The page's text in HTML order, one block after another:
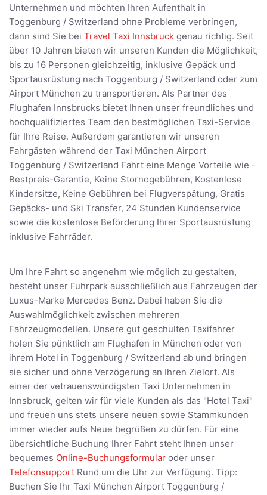
Unternehmen und möchten Ihren Aufenthalt in
Toggenburg / Switzerland ohne Probleme verbringen,
dann sind Sie bei Travel Taxi Innsbruck genau richtig. Seit
über 10 Jahren bieten wir unseren Kunden die Möglichkeit,
bis zu 16 Personen gleichzeitig, inklusive Gepäck und
Sportausrüstung nach Toggenburg / Switzerland oder zum
Airport München zu transportieren. Als Partner des
Flughafen Innsbrucks bietet Ihnen unser freundliches und
hochqualifiziertes Team den bestmöglichen Taxi-Service
für Ihre Reise. Außerdem garantieren wir unseren
Fahrgästen während der Taxi München Airport
Toggenburg / Switzerland Fahrt eine Menge Vorteile wie -
Bestpreis-Garantie, Keine Stornogebühren, Kostenlose
Kindersitze, Keine Gebühren bei Flugverspätung, Gratis
Gepäcks- und Ski Transfer, 24 Stunden Kundenservice
sowie die kostenlose Beförderung Ihrer Sportausrüstung
inklusive Fahrräder.
Um Ihre Fahrt so angenehm wie möglich zu gestalten,
besteht unser Fuhrpark ausschließlich aus Fahrzeugen der
Luxus-Marke Mercedes Benz. Dabei haben Sie die
Auswahlmöglichkeit zwischen mehreren
Fahrzeugmodellen. Unsere gut geschulten Taxifahrer
holen Sie pünktlich am Flughafen in München oder von
ihrem Hotel in Toggenburg / Switzerland ab und bringen
sie sicher und ohne Verzögerung an Ihren Zielort. Als
einer der vetrauenswürdigsten Taxi Unternehmen in
Innsbruck, gelten wir für viele Kunden als das "Hotel Taxi"
und freuen uns stets unsere neuen sowie Stammkunden
immer wieder aufs Neue begrüßen zu dürfen. Für eine
übersichtliche Buchung Ihrer Fahrt steht Ihnen unser
bequemes Online-Buchungsformular oder unser
Telefonsupport Rund um die Uhr zur Verfügung. Tipp:
Buchen Sie Ihr Taxi München Airport Toggenburg /